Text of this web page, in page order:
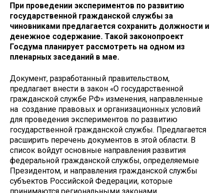
При проведении экспериментов по развитию
государственной гражданской службы за
чиновниками предлагается сохранить должности и
денежное содержание. Такой законопроект
Госдума планирует рассмотреть на одном из
пленарных заседаний в мае.
Документ, разработанный правительством,
предлагает внести в закон «О государственной
гражданской службе РФ» изменения, направленные
на создание правовых и организационных условий
для проведения экспериментов по развитию
государственной гражданской службы. Предлагается
расширить перечень документов в этой области. В
список войдут основные направления развития
федеральной гражданской службы, определяемые
Президентом, и направления гражданской службы
субъектов Российской Федерации, которые